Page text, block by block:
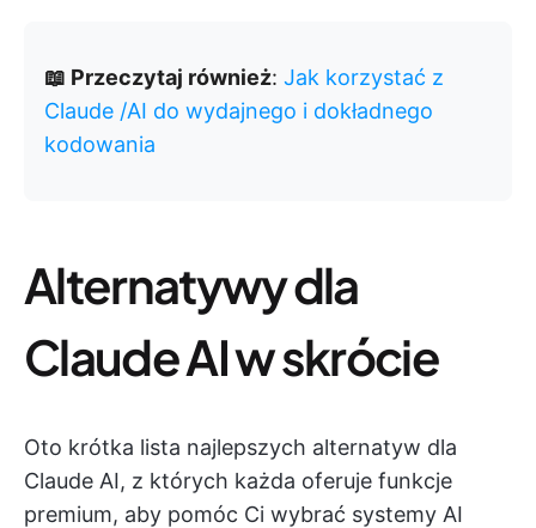
📖 Przeczytaj również: Jak korzystać z
Claude /AI do wydajnego i dokładnego
kodowania
Alternatywy dla
Claude AI w skrócie
Oto krótka lista najlepszych alternatyw dla
Claude AI, z których każda oferuje funkcje
premium, aby pomóc Ci wybrać systemy AI